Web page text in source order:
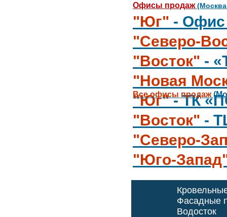
Офисы продаж(Москва
"Юг" -
"Северо-
"Восток" -
"Новая
"Юг"- ТК
"Восток" -
"Северо-
"Юго-
Все офисы продаж
Фасадные
Водосток